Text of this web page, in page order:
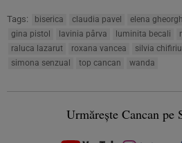
Tags: biserica claudia pavel elena
gina pistol
lavinia pârva luminita becali
raluca lazarut
roxana vancea silvia
simona senzual
top cancan wanda
Urmărește Cancan pe